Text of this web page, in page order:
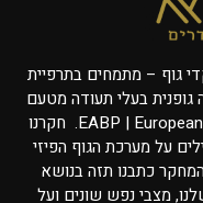
גוף – מתמחים בתרפיית
גופנית בעלי תעודה מטעם
EABP | European Association for Body Psychotherapy. חקרנו
על מערכת הגוף הפיזי
כתבנו תזה בנושא
מצבי נפש שונים ועל